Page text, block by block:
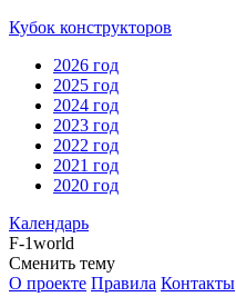
Кубок конструкторов
2026 год
2025 год
2024 год
2023 год
2022 год
2021 год
2020 год
Календарь
F-1world
Сменить тему
О проекте Правила Контакты